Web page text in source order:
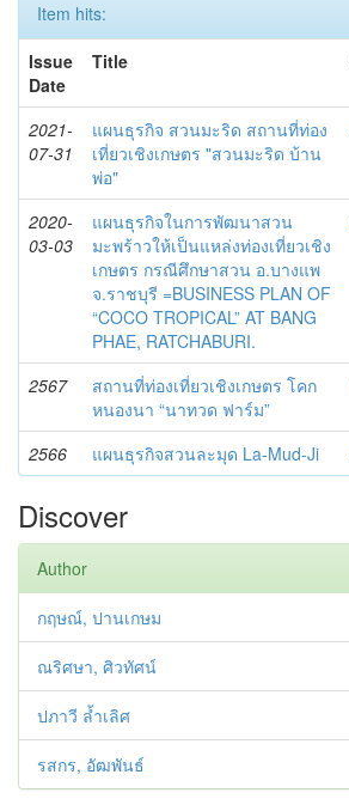
Item hits:
Issue
Date
Title
2021-
07-31
แผนธุรกิจ สวนมะริด สถานที่ท่อง
เที่ยวเชิงเกษตร "สวนมะริด บ้าน
พ่อ"
2020-
03-03
แผนธุรกิจในการพัฒนาสวน
มะพร้าวให้เป็นแหล่งท่องเที่ยวเชิง
เกษตร กรณีศึกษาสวน อ.บางแพ
จ.ราชบุรี =BUSINESS PLAN OF
“COCO TROPICAL” AT BANG
PHAE, RATCHABURI.
2567
สถานที่ท่องเที่ยวเชิงเกษตร โคก
หนองนา “นาทวด ฟาร์ม”
2566 แผนธุรกิจสวนละมุด La-Mud-Ji
Discover
Author
กฤษณ์, ปานเกษม
ณริศษา, ศิวทัศน์
ปภาวี ล้ำเลิศ
รสกร, อัฒพันธ์